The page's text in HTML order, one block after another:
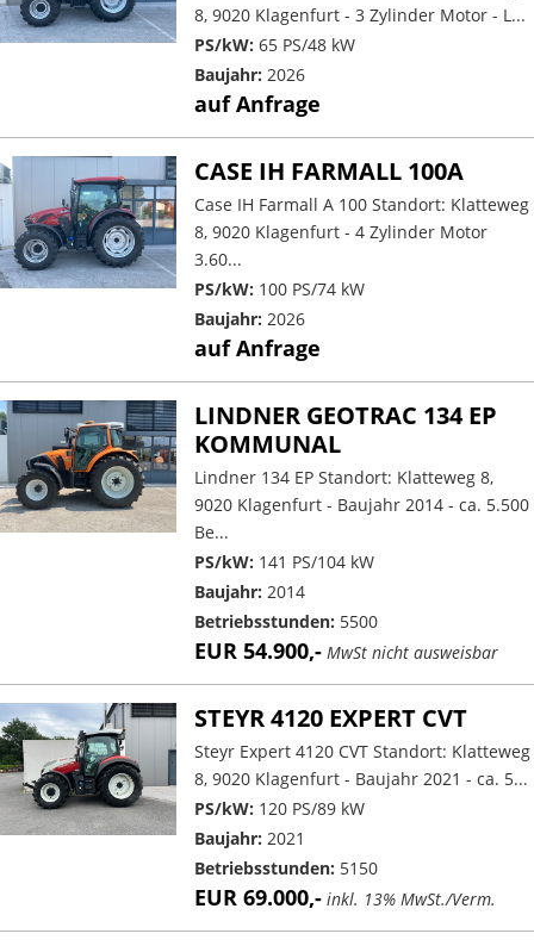
8, 9020 Klagenfurt - 3 Zylinder Motor - L...
PS/kW: 65 PS/48 kW
Baujahr: 2026
auf Anfrage
CASE IH FARMALL 100A
Case IH Farmall A 100 Standort: Klatteweg
8, 9020 Klagenfurt - 4 Zylinder Motor
3.60...
PS/kW: 100 PS/74 kW
Baujahr: 2026
auf Anfrage
LINDNER GEOTRAC 134 EP
KOMMUNAL
Lindner 134 EP Standort: Klatteweg 8,
9020 Klagenfurt - Baujahr 2014 - ca. 5.500
Be...
PS/kW: 141 PS/104 kW
Baujahr: 2014
Betriebsstunden: 5500
EUR 54.900,- MwSt nicht ausweisbar
STEYR 4120 EXPERT CVT
Steyr Expert 4120 CVT Standort: Klatteweg
8, 9020 Klagenfurt - Baujahr 2021 - ca. 5...
PS/kW: 120 PS/89 kW
Baujahr: 2021
Betriebsstunden: 5150
EUR 69.000,- inkl. 13% MwSt./Verm.